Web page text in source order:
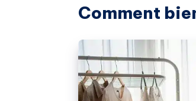
Comment